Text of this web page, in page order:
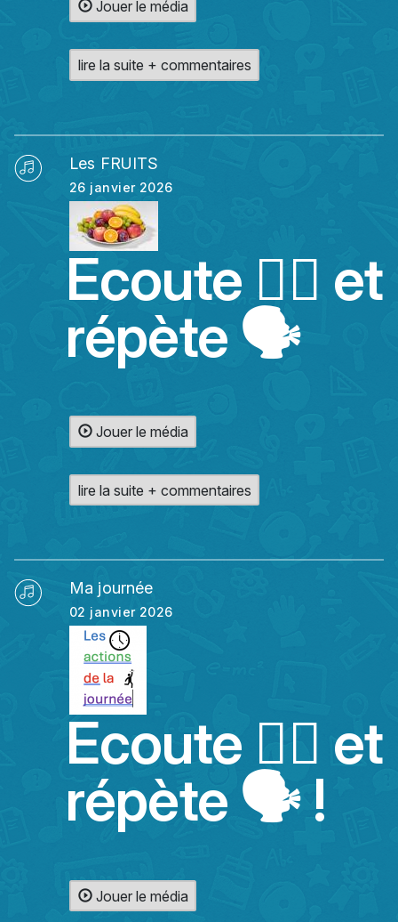
Jouer le média
lire la suite + commentaires
Les FRUITS
26 janvier 2026
Ecoute 👂🏻 et
répète 🗣️
Jouer le média
lire la suite + commentaires
Ma journée
02 janvier 2026
Ecoute 👂🏻 et
répète 🗣️ !
Jouer le média